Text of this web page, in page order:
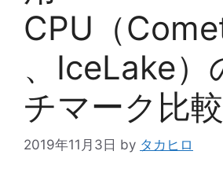
CPU（
、IceLake）
チマーク比較
2019年11月3日 by タカヒロ